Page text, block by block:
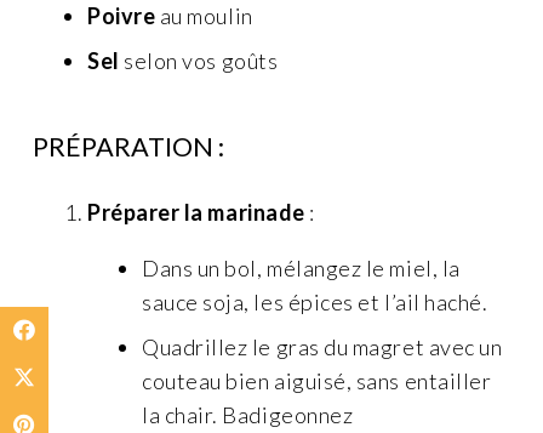
Poivre au moulin
Sel selon vos goûts
PRÉPARATION :
Préparer la marinade :
Dans un bol, mélangez le miel, la
sauce soja, les épices et l’ail haché.
Quadrillez le gras du magret avec un
couteau bien aiguisé, sans entailler
la chair. Badigeonnez